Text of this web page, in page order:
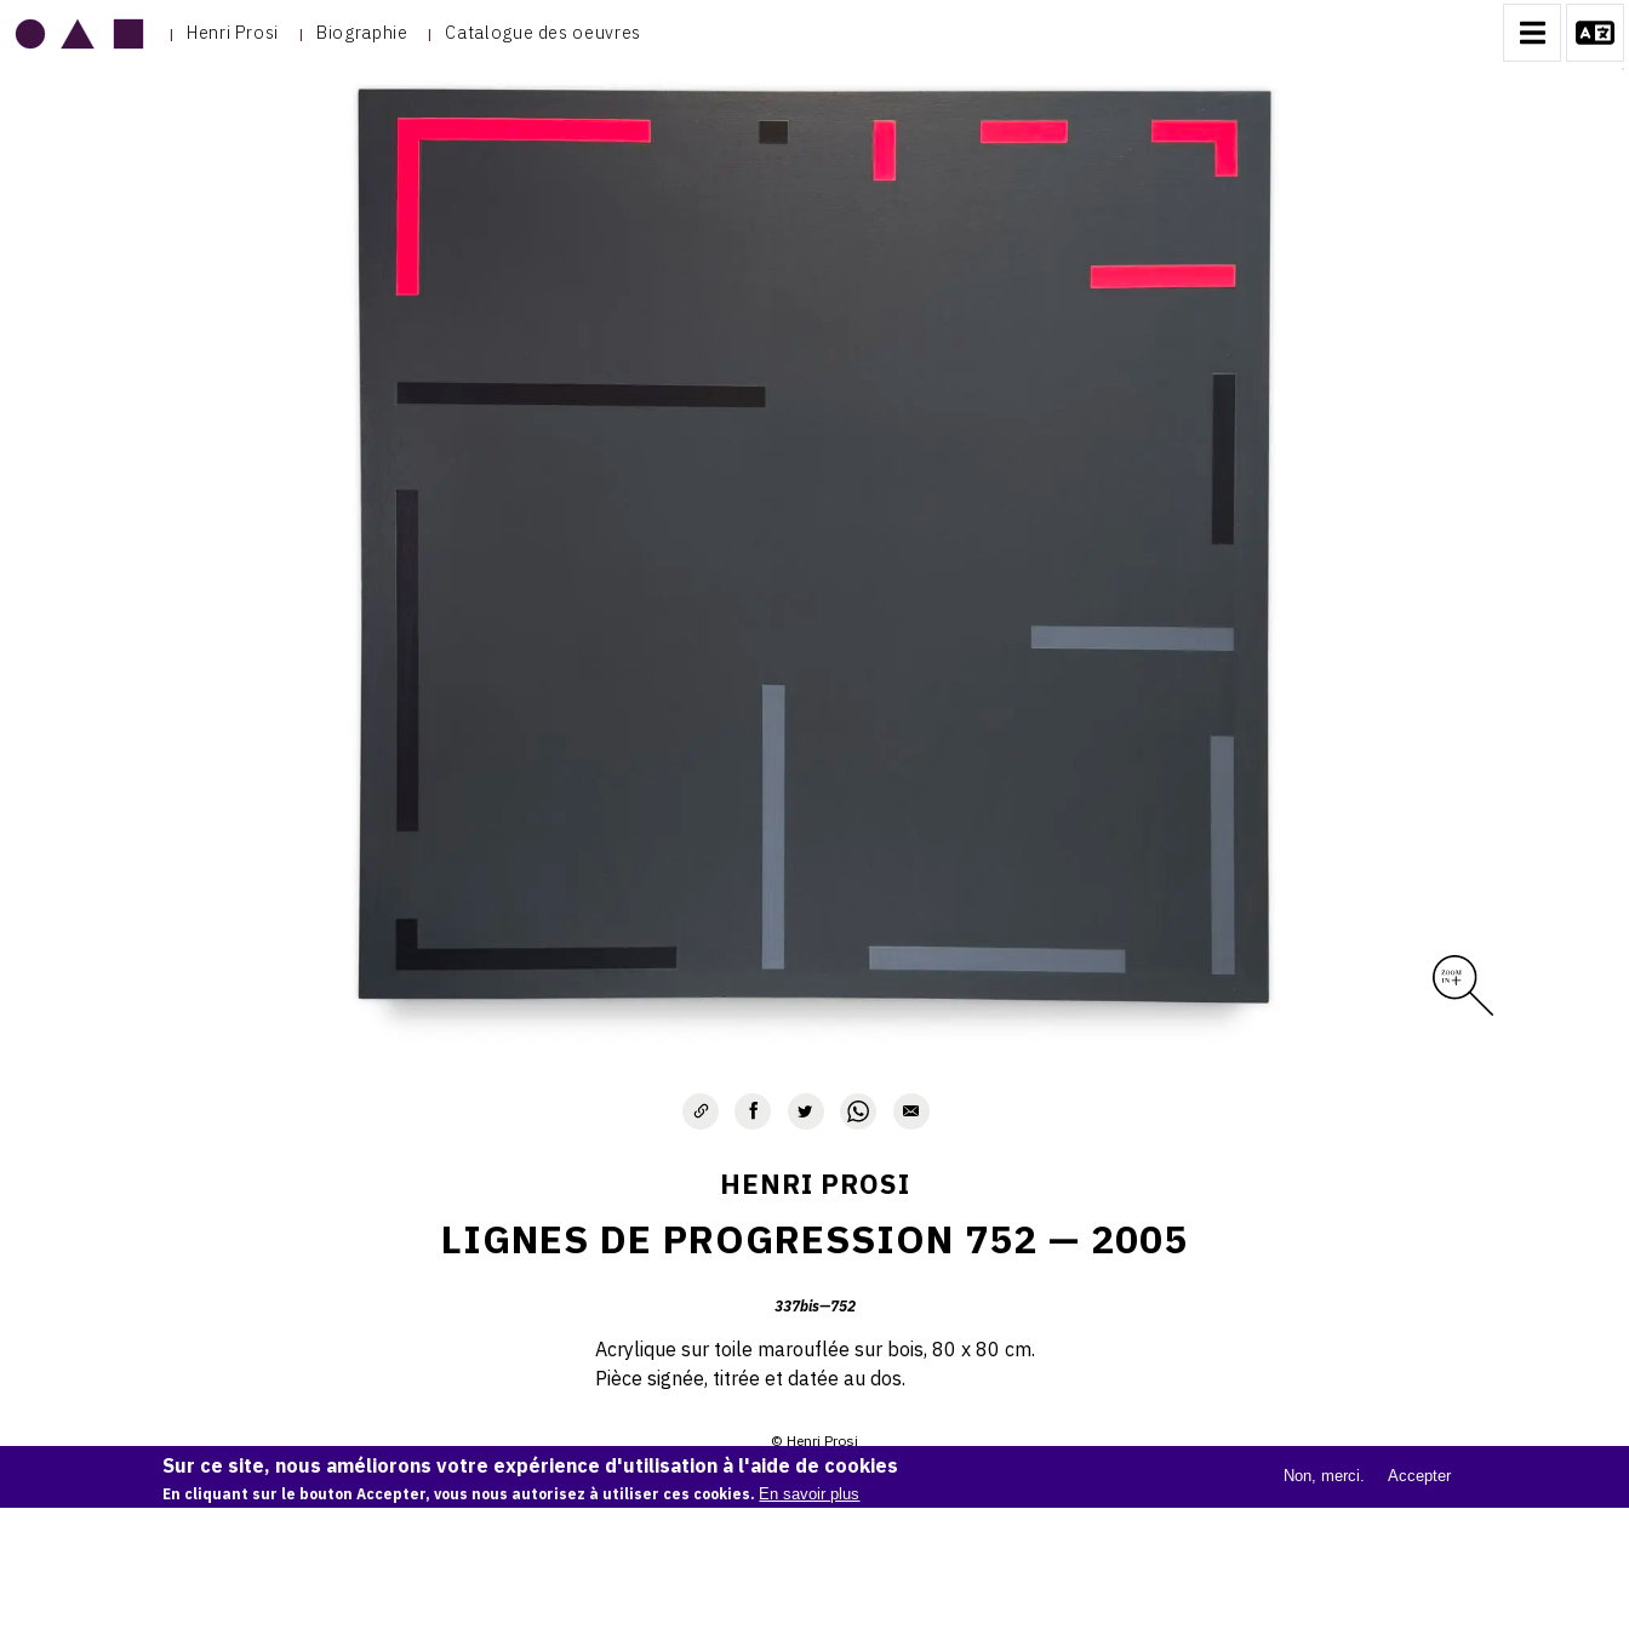
Henri Prosi Biographie Catalogue des oeuvres
CONTACT
HENRI PROSI
LIGNES DE PROGRESSION 752 — 2005
337bis—752
Acrylique sur toile marouflée sur bois, 80 x 80 cm.
Pièce signée, titrée et datée au dos.
© Henri Prosi
Demande d'information
Sur ce site, nous améliorons votre expérience d'utilisation à l'aide de cookies
En cliquant sur le bouton Accepter, vous nous autorisez à utiliser ces cookies. En savoir plus
Non, merci. Accepter